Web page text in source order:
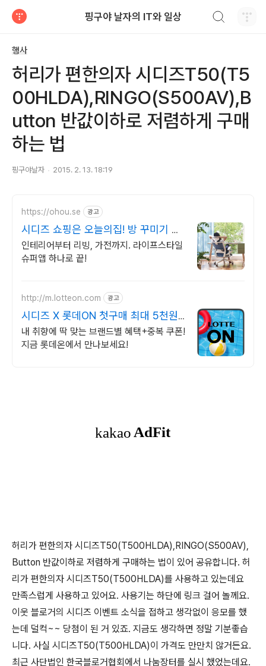
핑구야 날자의 IT와 일상
행사
허리가 편한의자 시디즈T50(T5
00HLDA),RINGO(S500AV),B
utton 반값이하로 저렴하게 구매
하는 법
핑구야날자 2015. 2. 13. 18:19
https://ohou.se 광고
시디즈 쇼핑은 오늘의집! 방 꾸미기 필
수앱, 오늘의집
인테리어부터 리빙, 가전까지. 라이프스타일
슈퍼앱 하나로 끝!
http://m.lotteon.com 광고
시디즈 X 롯데ON 첫구매 최대 5천원
혜택!
내 취향에 딱 맞는 브랜드별 혜택+중복 쿠폰!
지금 롯데온에서 만나보세요!
허리가 편한의자 시디즈T50(T500HLDA),RINGO(S500AV),
Button 반값이하로 저렴하게 구매하는 법이 있어 공유합니다. 허
리가 편한의자 시디즈T50(T500HLDA)를 사용하고 있는데요
만족스럽게 사용하고 있어요. 사용기는 하단에 링크 걸어 놀께요.
이웃 블로거의 시디즈 이벤트 소식을 접하고 생각없이 응모를 했
는데 덜컥~~ 당첨이 된 거 있죠. 지금도 생각하면 정말 기분좋습
니다. 사실 시디즈T50(T500HLDA)이 가격도 만만치 않거든요.
최근 사단법인 한국블로거협회에서 나눔장터를 실시 했었는데요.